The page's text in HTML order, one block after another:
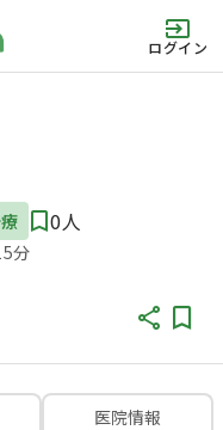
ログイン
0人
分
医院情報